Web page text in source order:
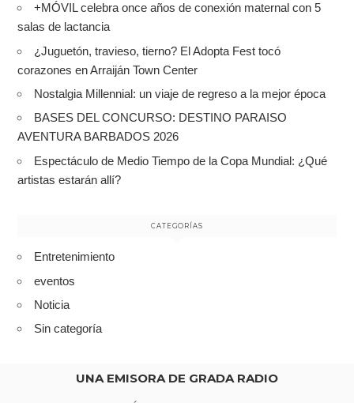
+MÓVIL celebra once años de conexión maternal con 5
salas de lactancia
¿Juguetón, travieso, tierno? El Adopta Fest tocó
corazones en Arraiján Town Center
Nostalgia Millennial: un viaje de regreso a la mejor época
BASES DEL CONCURSO: DESTINO PARAISO
AVENTURA BARBADOS 2026
Espectáculo de Medio Tiempo de la Copa Mundial: ¿Qué
artistas estarán allí?
CATEGORÍAS
Entretenimiento
eventos
Noticia
Sin categoría
UNA EMISORA DE GRADA RADIO